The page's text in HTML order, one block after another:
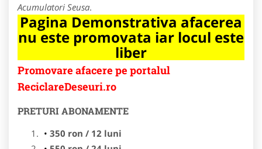
Acumulatori Seusa.
Pagina Demonstrativa afacerea
nu este promovata iar locul este
liber
Promovare afacere pe portalul
ReciclareDeseuri.ro
PRETURI ABONAMENTE
350 ron / 12 luni